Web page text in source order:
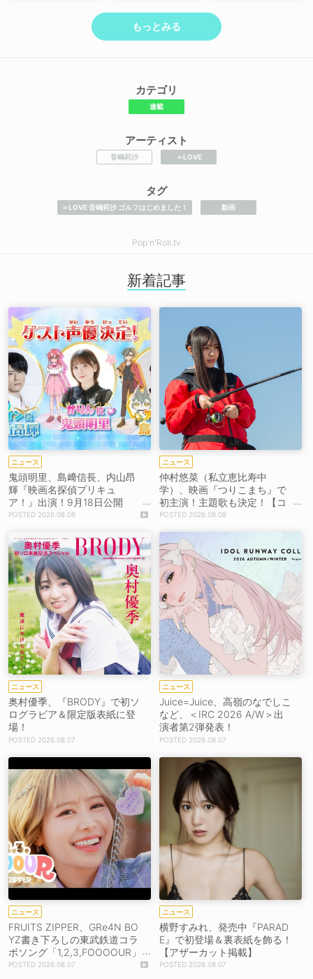
もっとみる
カテゴリ
連載
アーティスト
音嶋莉沙 ＝LOVE
タグ
＝LOVE 音嶋莉沙 ゴルフはじめました！ 動画
Pop'n'Roll.tv
新着記事
ニュース
鬼頭明里、島﨑信長、内山昂
輝『映画名探偵プリキュ
ア！』出演！9月18日公開
【コメントあり】
2026.08.09
ニュース
仲村悠菜（私立恵比寿中
学）、映画『つりこまち』で
初主演！主題歌も決定！【コ
メントあり】
2026.08.08
ニュース
奥村優季、『BRODY』で初ソ
ログラビア＆限定版表紙に登
場！
2026.08.07
ニュース
Juice=Juice、高嶺のなでしこ
など、＜IRC 2026 A/W＞出
演者第2弾発表！
2026.08.07
ニュース
FRUITS ZIPPER、GRe4N BO
YZ書き下ろしの東武鉄道コラ
ボソング「1,2,3,FOOOOUR」
をリリース＆MV公開！
2026.08.07
ニュース
横野すみれ、発売中『PARAD
E』で初登場＆裏表紙を飾る！
【アザーカット掲載】
2026.08.07